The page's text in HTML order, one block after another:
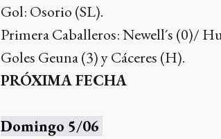
Gol: Osorio (SL).
Primera Caballeros: Newell´s (0)/
Goles Geuna (3) y Cáceres (H).
PRÓXIMA FECHA
Domingo 5/06